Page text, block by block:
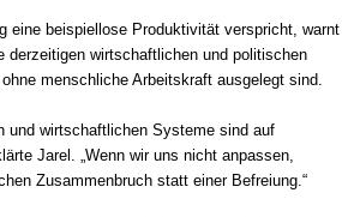
eine beispiellose Produktivität verspricht, warnt
derzeitigen wirtschaftlichen und politischen
menschliche Arbeitskraft ausgelegt sind.
und wirtschaftlichen Systeme sind auf
Jarel. „Wenn wir uns nicht anpassen,
Zusammenbruch statt einer Befreiung.“